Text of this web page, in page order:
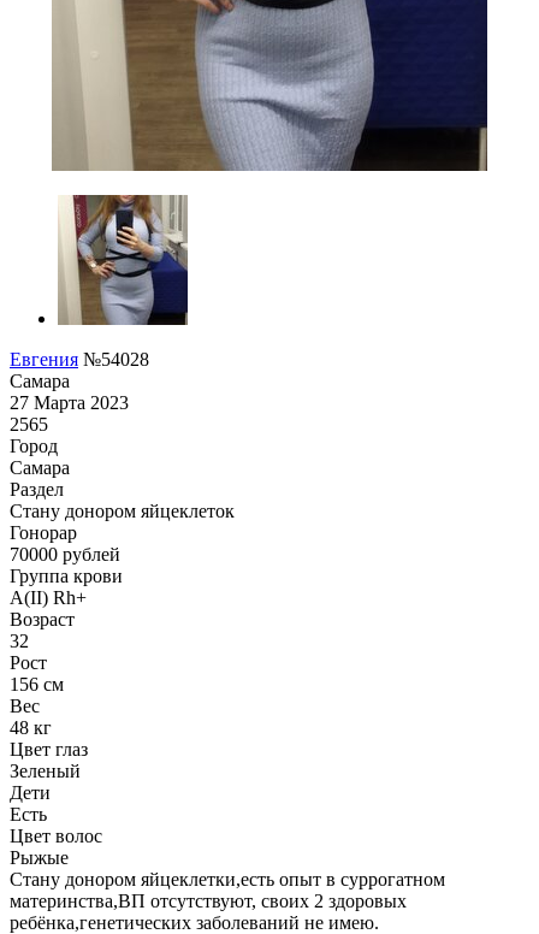
Евгения №54028
Самара
27 Марта 2023
2565
Город
Самара
Раздел
Стану донором яйцеклеток
Гонoрар
70000 рублей
Группа крови
A(II) Rh+
Возраст
32
Рост
156 см
Вес
48 кг
Цвет глаз
Зеленый
Дети
Есть
Цвет волос
Рыжые
Стану донором яйцеклетки,есть опыт в суррогатном
материнства,ВП отсутствуют, своих 2 здоровых
ребёнка,генетических заболеваний не имею.